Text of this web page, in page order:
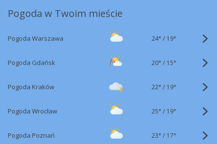
Pogoda w Twoim mieście
Pogoda Warszawa 24° / 19°
Pogoda Gdańsk 20° / 15°
Pogoda Kraków 22° / 19°
Pogoda Wrocław 25° / 19°
Pogoda Poznań 23° / 17°